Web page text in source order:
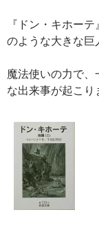
『ドン・キホー
のような大きな巨
魔法使いの力で
な出来事が起こり